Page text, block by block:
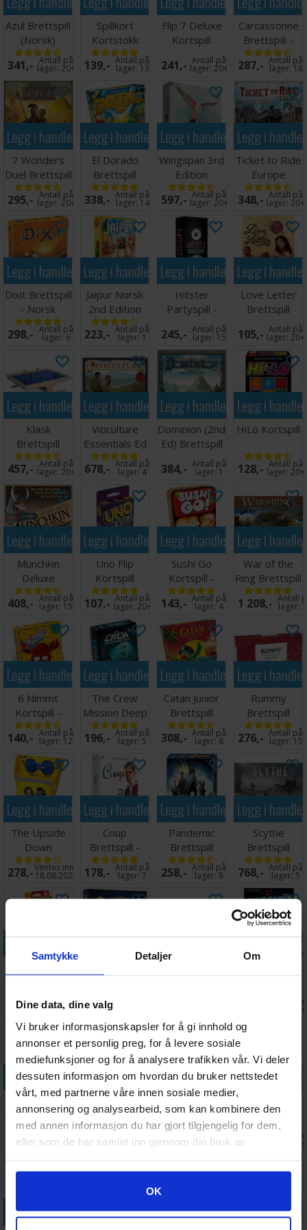
Samtykke Detaljer Om
Dine data, dine valg
Vi bruker informasjonskapsler for å gi innhold og
annonser et personlig preg, for å levere sosiale
mediefunksjoner og for å analysere trafikken vår. Vi deler
dessuten informasjon om hvordan du bruker nettstedet
vårt, med partnerne våre innen sosiale medier,
annonsering og analysearbeid, som kan kombinere den
med annen informasjon du har gjort tilgjengelig for dem,
eller som de har samlet inn gjennom din bruk av
Googles retningslinjer for personvern
OK
Azul Brettspill
(Norsk)
341,- Antall på
lager: 20+
Spillkort
Kortstokk
100% Plast
139,- Antall på
lager: 13
Flip 7 Deluxe
Kortspill
241,- Antall på
lager:20+
Carcassonne
Brettspill -
Norsk
287,- Antall på
lager: 18
Legg i handlekurven
7 Wonders
Duel Brettspill
- Norsk
295,- Antall på
lager: 20+
Legg i handlekurven
El Dorado
Brettspill
(Norske
regler)
338,- Antall på
lager: 14
Legg i handlekurven
Wingspan 3rd
Edition
Brettspill -
Norsk
597,- Antall på
lager:20+
Legg i
Ticket to Ride
Europe
Brettspill
(Norsk)
348,- Antall på
lager:20+
Legg i handlekurven
Dixit Brettspill
- Norsk
utgave
298,- Antall på
lager:6
Legg i handlekurven
Jaipur Norsk
2nd Edition
Brettspill
223,- Antall på
lager:1
Legg i handlekurven
Hitster
Partyspill -
Engelsk
utgave
245,- Antall på
lager: 15
Legg i
Love Letter
Brettspill
105,- Antall på
lager:20+
Legg i handlekurven
Klask
Brettspill
457,- Antall på
lager: 20+
Legg i handlekurven
Viticulture
Essentials Ed
Brettspill
678,- Antall på
lager:4
Legg i handlekurven
Dominion (2nd
Ed) Brettspill
Engelsk
384,- Antall på
lager:1
Legg i
HiLo Kortspill
128,- Antall på
lager:20+
Legg i handlekurven
Munchkin
Deluxe
Startpakke
Brettspill
408,- Antall på
lager: 15
Legg i handlekurven
Uno Flip
Kortspill
107,- Antall på
lager:20+
Legg i handlekurven
Sushi Go
Kortspill -
Norsk
143,- Antall på
lager:4
Legg i
War of the
Ring Brettspill
1 208,- Antall
lager:
Legg i handlekurven
6 Nimmt
Kortspill -
Norsk utgave
140,- Antall på
lager: 12
Legg i handlekurven
The Crew
Mission Deep
Sea Brettspill
196,- Antall på
lager:5
Legg i handlekurven
Catan Junior
Brettspill
Norsk
308,- Antall på
lager:8
Legg i
Rummy
Brettspill
276,- Antall på
lager: 15
Legg i handlekurven
The Upside
Down
Challenge
Brettspill
278,-Ventes inn
18.08.2026
Legg i handlekurven
Coup
Brettspill -
Norsk
178,- Antall på
lager:7
Legg i handlekurven
Pandemic
Brettspill
258,- Antall på
lager:8
Legg i
Scythe
Brettspill
768,- Antall på
lager:5
244,- Antall på
lager:20+ 298,-
Legg i
Ventes inn
30.09.2026
Legg i handlekurven
Sushi Go
Party Kortspill
253,- Antall på
lager: 10
Legg i handlekurven
Kortspill
148,- Antall på
lager:2
Legg i handlekurven
Brettspill
389,- Antall på
lager:5
Legg i
Duals
Brettspill
421,- Ventes inn
30.09.2026
Legg i handlekurvenLegg i handlekurvenLegg i handlekurven
Legg i